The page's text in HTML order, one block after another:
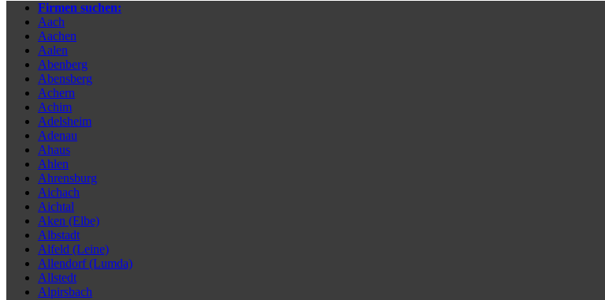
Firmen suchen:
Aach
Aachen
Aalen
Abenberg
Abensberg
Achern
Achim
Adelsheim
Adenau
Ahaus
Ahlen
Ahrensburg
Aichach
Aichtal
Aken (Elbe)
Albstadt
Alfeld (Leine)
Allendorf (Lumda)
Allstedt
Alpirsbach